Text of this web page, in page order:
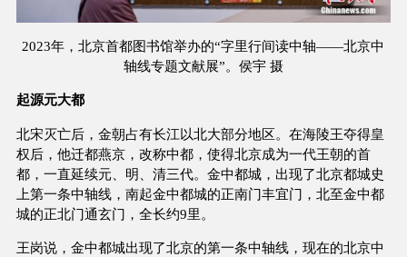
2023年，北京首都图书馆举办的“字里行间读中轴——北京中
轴线专题文献展”。侯宇 摄
起源元大都
北宋灭亡后，金朝占有长江以北大部分地区。在海陵王夺得皇
权后，他迁都燕京，改称中都，使得北京成为一代王朝的首
都，一直延续元、明、清三代。金中都城，出现了北京都城史
上第一条中轴线，南起金中都城的正南门丰宜门，北至金中都
城的正北门通玄门，全长约9里。
王岗说，金中都城出现了北京的第一条中轴线，现在的北京中